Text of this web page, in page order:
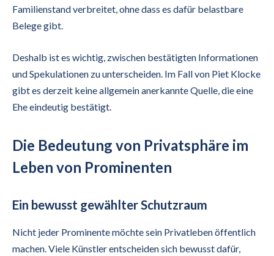
Familienstand verbreitet, ohne dass es dafür belastbare
Belege gibt.
Deshalb ist es wichtig, zwischen bestätigten Informationen
und Spekulationen zu unterscheiden. Im Fall von Piet Klocke
gibt es derzeit keine allgemein anerkannte Quelle, die eine
Ehe eindeutig bestätigt.
Die Bedeutung von Privatsphäre im
Leben von Prominenten
Ein bewusst gewählter Schutzraum
Nicht jeder Prominente möchte sein Privatleben öffentlich
machen. Viele Künstler entscheiden sich bewusst dafür,